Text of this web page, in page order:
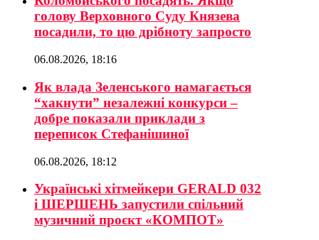
голову Верховного Суду Князева
посадили, то цю дрібноту запросто
06.08.2026, 18:16
Як влада Зеленського намагається
“хакнути” незалежні конкурси –
добре показали приклади з
переписок Стефанішиної
06.08.2026, 18:12
Українські хітмейкери GERALD 032
і ШЕРШЕНЬ запустили спільний
музичний проєкт «КОМПОТ»